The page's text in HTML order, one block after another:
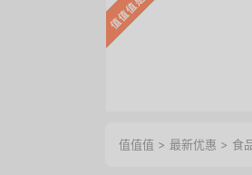
值值值 > 最新优惠 > 食